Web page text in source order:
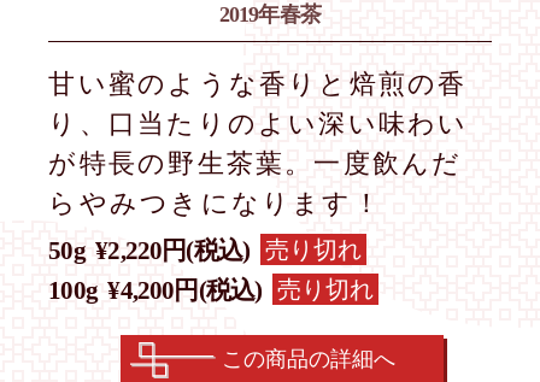
2019年春茶
甘い蜜のような香りと焙煎の香
り、口当たりのよい深い味わい
が特長の野生茶葉。一度飲んだ
らやみつきになります！
50g ¥2,220円(税込) 売り切れ
100g ¥4,200円(税込) 売り切れ
この商品の詳細へ